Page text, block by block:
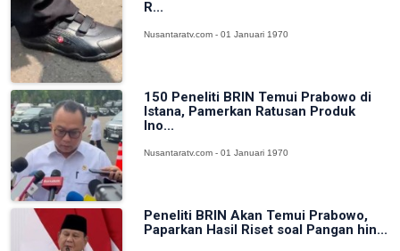
R...
Nusantaratv.com - 01 Januari 1970
150 Peneliti BRIN Temui Prabowo di
Istana, Pamerkan Ratusan Produk
Ino...
Nusantaratv.com - 01 Januari 1970
Peneliti BRIN Akan Temui Prabowo,
Paparkan Hasil Riset soal Pangan hin...